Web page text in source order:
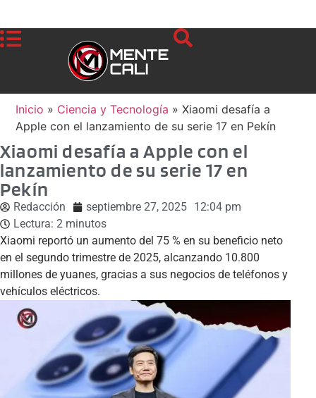
Inicio » Ciencia y Tecnología »Xiaomi desafía a
Apple con el lanzamiento de su serie 17 en Pekín
Xiaomi desafía a Apple con el
lanzamiento de su serie 17 en
Pekín
Redacción septiembre 27, 2025 12:04 pm
Lectura: 2 minutos
Xiaomi reportó un aumento del 75 % en su beneficio neto
en el segundo trimestre de 2025, alcanzando 10.800
millones de yuanes, gracias a sus negocios de teléfonos y
vehículos eléctricos.